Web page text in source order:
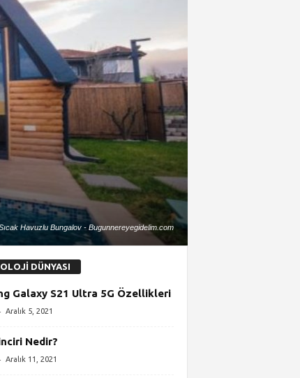
Havuzlu Bungalov - Bugunnereyegidelim.com
DÜNYASI
Galaxy S21 Ultra 5G Özellikleri
Aralık 5, 2021
Nedir?
Aralık 11, 2021